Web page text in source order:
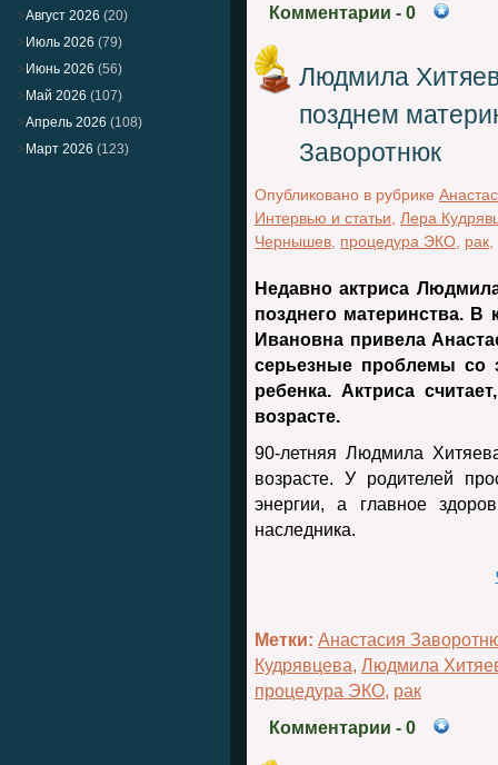
Август 2026 (20)
Июль 2026 (79)
Июнь 2026 (56)
Май 2026 (107)
Апрель 2026 (108)
Март 2026 (123)
Комментарии - 0
Людмила
позднем
Заворотнюк
Опубликовано в рубрике
Интервью и статьи
Лера
Чернышев процедура ЭКО рак
Недавно актриса
позднего материнства. В
Ивановна привела
серьезные проблемы со
ребенка. Актриса
возрасте.
90-летняя Людмила
возрасте. У родителей
энергии, а главное
наследника.
Метки: Анастасия
Кудрявцева, Людмила
процедура ЭКО, рак
Комментарии - 0